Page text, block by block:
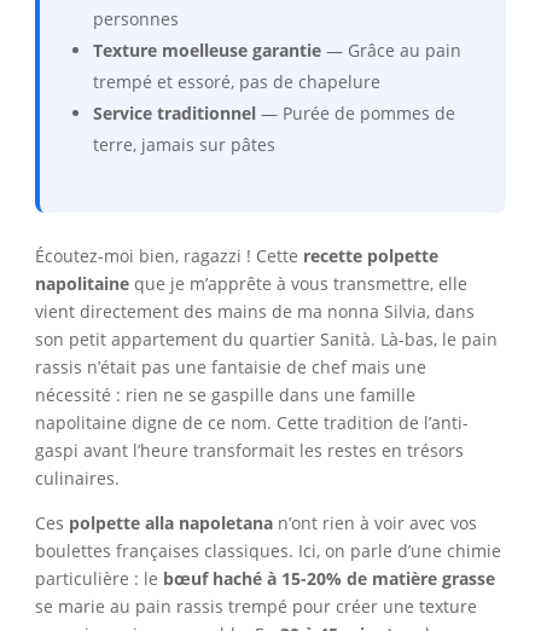
personnes
Texture moelleuse garantie— Grâce au pain
trempé et essoré, pas de chapelure
Service traditionnel— Purée de pommes de
terre, jamais sur pâtes
Écoutez-moi bien, ragazzi ! Cette recette polpette
napolitaineque je m’apprête à vous transmettre, elle
vient directement des mains de ma nonna Silvia, dans
son petit appartement du quartier Sanità. Là-bas, le pain
rassis n’était pas une fantaisie de chef mais une
nécessité : rien ne se gaspille dans une famille
napolitaine digne de ce nom. Cette tradition de l’anti-
gaspi avant l’heure transformait les restes en trésors
culinaires.
Ces polpette alla napoletanan’ont rien à voir avec vos
boulettes françaises classiques. Ici, on parle d’une chimie
particulière : le bœuf haché à 15-20% de matière grasse
se marie au pain rassis trempé pour créer une texture